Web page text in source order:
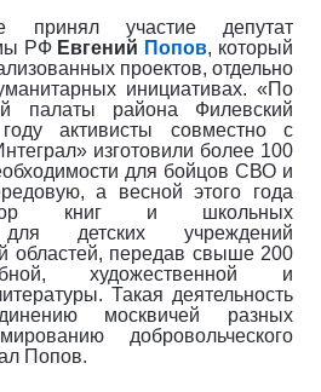
принял участие депутат
РФ Евгений Попов, который
проектов, отдельно
инициативах. «По
палаты района Филевский
активисты совместно с
изготовили более 100
для бойцов СВО и
а весной этого года
книг и школьных
для детских учреждений
областей, передав свыше 200
художественной и
Такая деятельность
москвичей разных
добровольческого
Попов.